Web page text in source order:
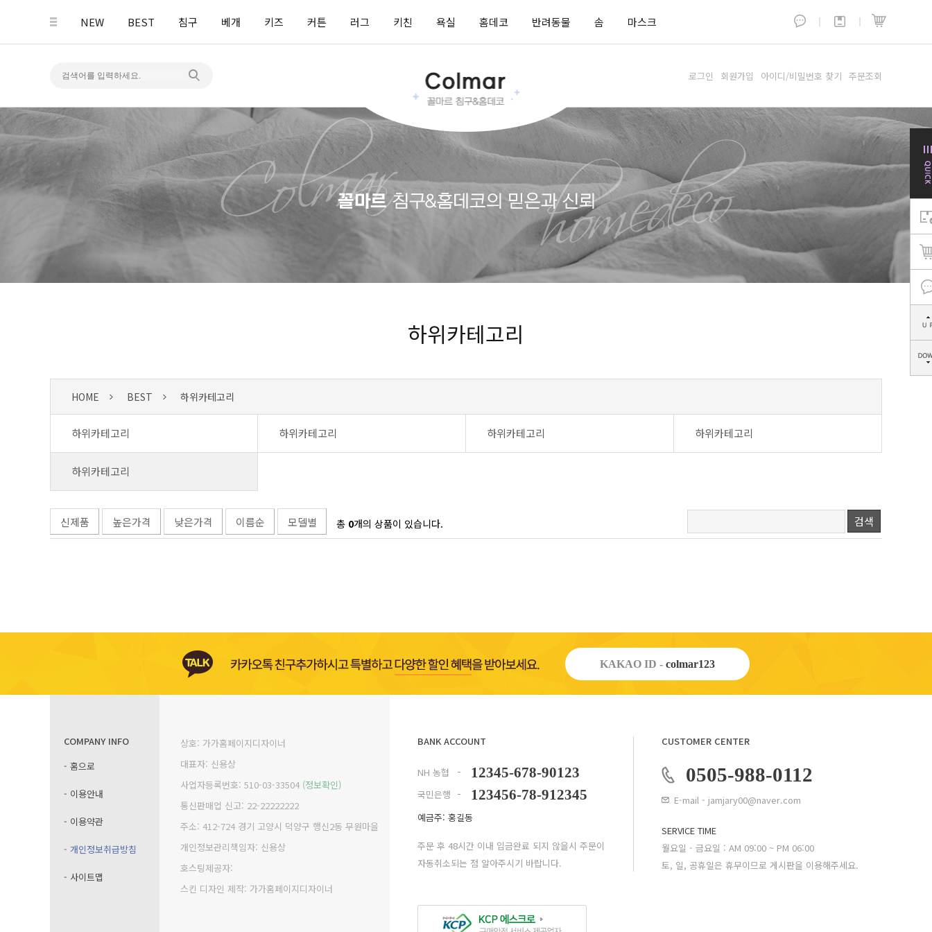
NEW BEST 침구 베개 키즈 커튼 러그 키친 욕실 홈데코 반려동물 솜 마스크
로그인 회원가입 아이디/비밀번호 찾기 주문조회
하위카테고리
HOME BEST 하위카테고리
하위카테고리 하위카테고리 하위카테고리 하위카테고리
하위카테고리
신제품 높은가격 낮은가격 이름순 모델별 총 0개의 상품이 있습니다. 검색
KAKAO ID - colmar123
COMPANY INFO
- 홈으로
- 이용안내
- 이용약관
- 개인정보취급방침
- 사이트맵
상호: 가가홈페이지디자이너
대표자: 신용상
사업자등록번호: 510-03-33504 (정보확인)
통신판매업 신고: 22-22222222
주소: 412-724 경기 고양시 덕양구 행신2동 무원마을
개인정보관리책임자: 신용상
호스팅제공자:
스킨 디자인 제작: 가가홈페이지디자이너
BANK ACCOUNT
NH 농협
국민은행
12345-678-90123
123456-78-912345
예금주: 홍길동
주문 후 48시간 이내 입금완료 되지 않을시 주문이
자동취소되는 점 알아주시기 바랍니다.
CUSTOMER CENTER
0505-988-0112
E-mail - jamjary00@naver.com
SERVICE TIME
월요일 - 금요일 : AM 09:00 ~ PM 06:00
토, 일, 공휴일은 휴무이므로 게시판을 이용해주세요.